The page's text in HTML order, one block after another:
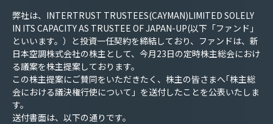
弊社は、INTERTRUST TRUSTEES(CAYMAN)LIMITED SOLELY
IN ITS CAPACITY AS TRUSTEE OF JAPAN-UP(以下「ファンド」
といいます。）と投資一任契約を締結しており、ファンドは、新
日本空調株式会社の株主として、今月23日の定時株主総会におけ
る議案を株主提案しております。
この株主提案にご賛同をいただきたく、株主の皆さまへ｢株主総
会における議決権行使について」を送付したことを公表いたしま
す。
送付書面は、以下の通りです。